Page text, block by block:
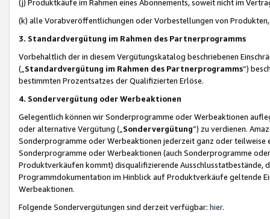
(j) Produktkäufe im Rahmen eines Abonnements, soweit nicht im
(k) alle Vorabveröffentlichungen oder Vorbestellungen von
3. Standardvergütung im Rahmen des Partnerprogramms
Vorbehaltlich der in diesem Vergütungskatalog beschriebenen
(„ Standardvergütung im Rahmen des Partnerprogramms“)
bestimmten Prozentsatzes der Qualifizierten Erlöse.
4. Sondervergütung oder Werbeaktionen
Gelegentlich können wir Sonderprogramme oder Werbeaktionen
oder alternative Vergütung („ Sondervergütung”) zu verdienen.
Sonderprogramme oder Werbeaktionen jederzeit ganz oder
Sonderprogramme oder Werbeaktionen (auch Sonderprogramme
Produktverkäufen kommt) disqualifizierende Ausschlusstatbestände,
Programmdokumentation im Hinblick auf Produktverkäufe geltende
Werbeaktionen.
Folgende Sondervergütungen sind derzeit verfügbar: hier.